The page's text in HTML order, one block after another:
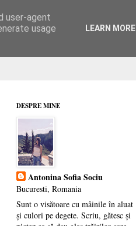
DESPRE MINE
Antonina Sofia Sociu
Bucuresti, Romania
Sunt o visătoare cu mâinile în aluat
și culori pe degete. Scriu, gătesc și
user-agent
usage
LEARN MORE